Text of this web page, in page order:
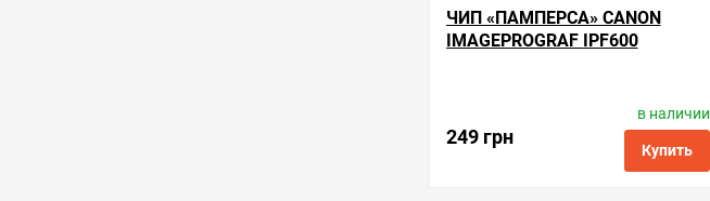
ЧИП «ПАМПЕРСА» CANON
IMAGEPROGRAF IPF600
249 грн
в наличии
Купить
Apex Microelectronics
Код товара:
cc.mc-16